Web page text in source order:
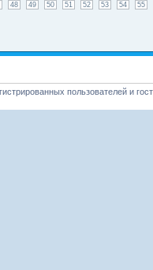
48 49 50 51 52 53 54 55
пользователей и